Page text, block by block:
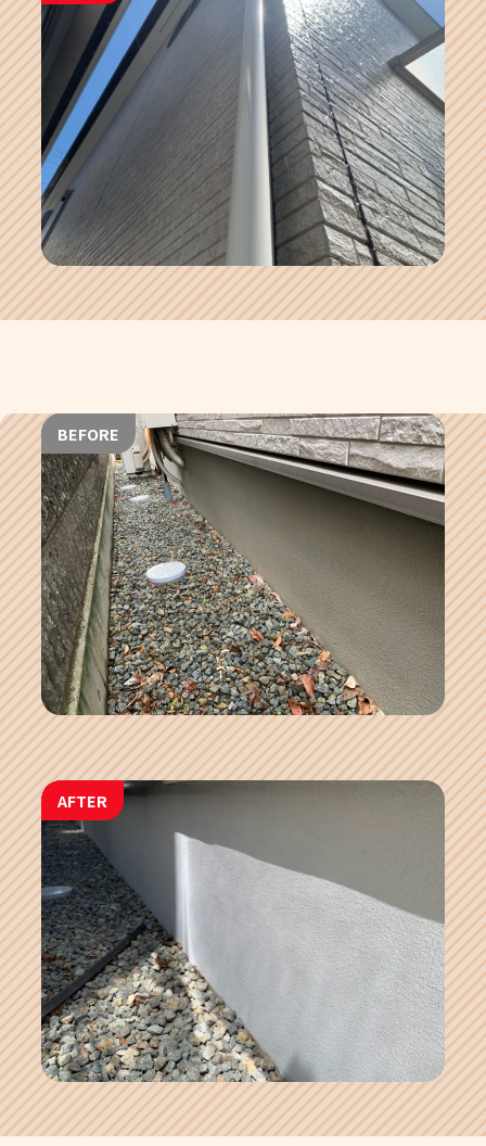
BEFORE
AFTER